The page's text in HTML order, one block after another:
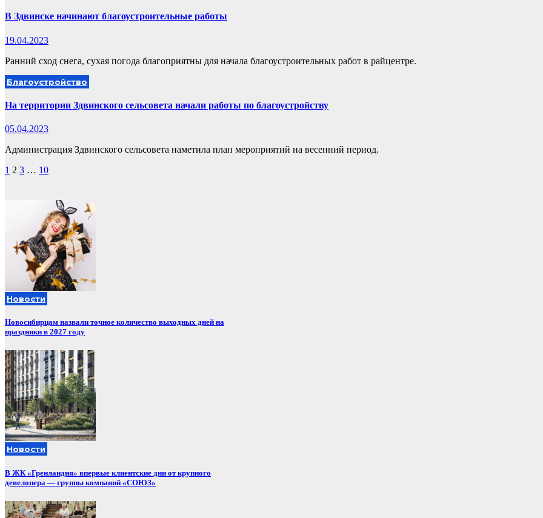
В Здвинске начинают благоустроительные работы
19.04.2023
Ранний сход снега, сухая погода благоприятны для начала благоустроительных работ в райцентре.
Благоустройство
На территории Здвинского сельсовета начали работы по благоустройству
05.04.2023
Администрация Здвинского сельсовета наметила план мероприятий на весенний период.
Пагинация
1 2 3 … 10
Новости
Новосибирцам назвали точное количество выходных дней на
праздники в 2027 году
Новости
В ЖК «Гренландия» впервые клиентские дни от крупного
девелопера — группы компаний «СОЮЗ»